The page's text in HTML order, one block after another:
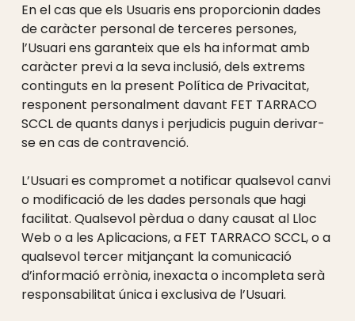
En el cas que els Usuaris ens proporcionin dades
de caràcter personal de terceres persones,
l’Usuari ens garanteix que els ha informat amb
caràcter previ a la seva inclusió, dels extrems
continguts en la present Política de Privacitat,
responent personalment davant FET TARRACO
SCCL de quants danys i perjudicis puguin derivar-
se en cas de contravenció.
L’Usuari es compromet a notificar qualsevol canvi
o modificació de les dades personals que hagi
facilitat. Qualsevol pèrdua o dany causat al Lloc
Web o a les Aplicacions, a FET TARRACO SCCL, o a
qualsevol tercer mitjançant la comunicació
d’informació errònia, inexacta o incompleta serà
responsabilitat única i exclusiva de l’Usuari.
Skip back to main navigation